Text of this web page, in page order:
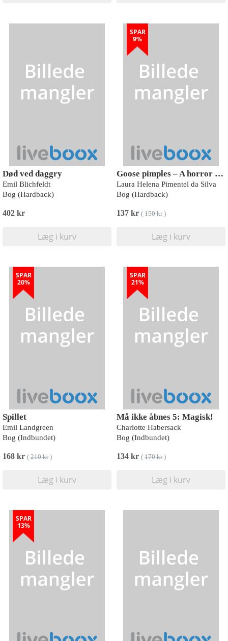
Død ved daggry
Emil Blichfeldt
Bog (Hardback)
402 kr
Læg i kurv
SPAR
9%
Goose pimples – A horror story from Greenland
Laura Helena Pimentel da Silva
Bog (Hardback)
137 kr ( 150 kr)
Læg i kurv
SPAR
20%
Spillet
Emil Landgreen
Bog (Indbundet)
168 kr ( 210 kr)
Læg i kurv
SPAR
21%
Må ikke åbnes 5: Magisk!
Charlotte Habersack
Bog (Indbundet)
134 kr ( 170 kr)
Læg i kurv
SPAR
13%